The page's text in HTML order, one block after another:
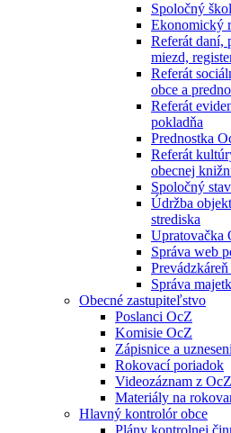
Spoločný
Ekonomický
Referát daní,
miezd,
Referát
obce a
Referát
pokladňa
Prednostka
Referát
obecnej
Spoločný
Údržba
strediska
Upratovačka
Správa web
Správa
Obecné zastupiteľstvo
Poslanci OcZ
Komisie OcZ
Zápisnice a
Rokovací poriadok
Videozáznam z OcZ
Materiály na
Hlavný kontrolór obce
Plány kontrolnej